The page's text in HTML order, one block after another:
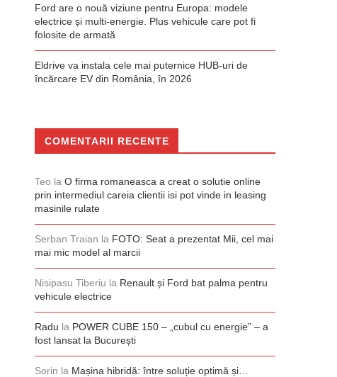
Ford are o nouă viziune pentru Europa: modele
electrice și multi-energie. Plus vehicule care pot fi
folosite de armată
Eldrive va instala cele mai puternice HUB-uri de
încărcare EV din România, în 2026
COMENTARII RECENTE
Teo la O firma romaneasca a creat o solutie online
prin intermediul careia clientii isi pot vinde in leasing
masinile rulate
Serban Traian la FOTO: Seat a prezentat Mii, cel mai
mai mic model al marcii
Nisipasu Tiberiu la Renault și Ford bat palma pentru
vehicule electrice
Radu la POWER CUBE 150 – „cubul cu energie” – a
fost lansat la București
Sorin la Mașina hibridă: între soluție optimă și…